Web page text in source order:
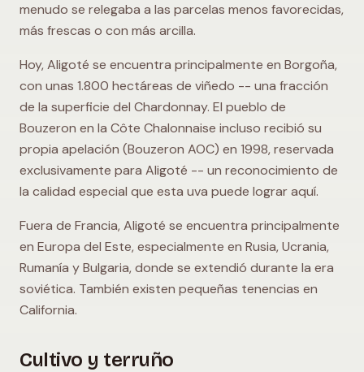
menudo se relegaba a las parcelas menos favorecidas,
más frescas o con más arcilla.
Hoy, Aligoté se encuentra principalmente en Borgoña,
con unas 1.800 hectáreas de viñedo -- una fracción
de la superficie del Chardonnay. El pueblo de
Bouzeron en la Côte Chalonnaise incluso recibió su
propia apelación (Bouzeron AOC) en 1998, reservada
exclusivamente para Aligoté -- un reconocimiento de
la calidad especial que esta uva puede lograr aquí.
Fuera de Francia, Aligoté se encuentra principalmente
en Europa del Este, especialmente en Rusia, Ucrania,
Rumanía y Bulgaria, donde se extendió durante la era
soviética. También existen pequeñas tenencias en
California.
Cultivo y terruño